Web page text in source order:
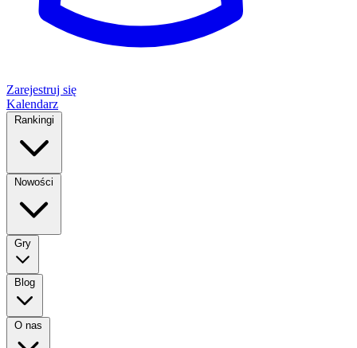
Zarejestruj się
Kalendarz
Rankingi
Nowości
Gry
Blog
O nas